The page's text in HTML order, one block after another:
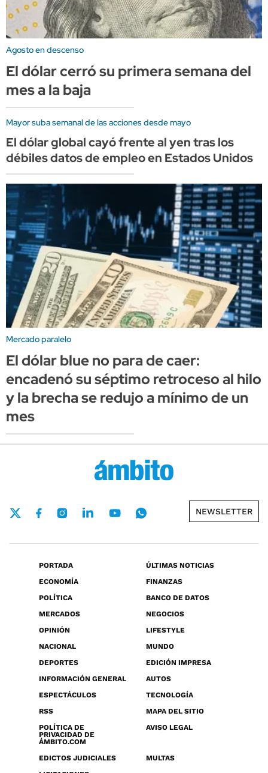
Agosto en descenso
El dólar cerró su primera semana del
mes a la baja
Mayor suba semanal de las acciones desde mayo
El dólar global cayó frente al yen tras los
débiles datos de empleo en Estados Unidos
Mercado paralelo
El dólar blue no para de caer:
encadenó su séptimo retroceso al hilo
y la brecha se redujo a mínimo de un
mes
NEWSLETTER
PORTADA
ÚLTIMAS NOTICIAS
ECONOMÍA
FINANZAS
POLÍTICA
BANCO DE DATOS
MERCADOS
NEGOCIOS
OPINIÓN
LIFESTYLE
NACIONAL
MUNDO
DEPORTES
EDICIÓN IMPRESA
INFORMACIÓN GENERAL
AUTOS
ESPECTÁCULOS
TECNOLOGÍA
RSS
MAPA DEL SITIO
POLÍTICA DE
PRIVACIDAD DE
ÁMBITO.COM
AVISO LEGAL
EDICTOS JUDICIALES
MULTAS